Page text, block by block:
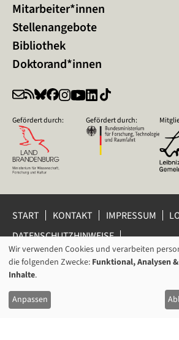
Mitarbeiter*innen
Stellenangebote
Bibliothek
Doktorand*innen
Gefördert durch: Gefördert durch:
START KONTAKT IMPRESSUM
DATENSCHUTZHINWEISE
DATENSCHUTZ-EINSTELLUNGEN
HINWEISGEBERSCHUTZ
(ZZF) e.V.
VERWENDUNG
VON
DATEN
Wir verwenden Cookies und verarbeiten
die folgenden Zwecke: Funktional, Analysen
Inhalte.
Anpassen